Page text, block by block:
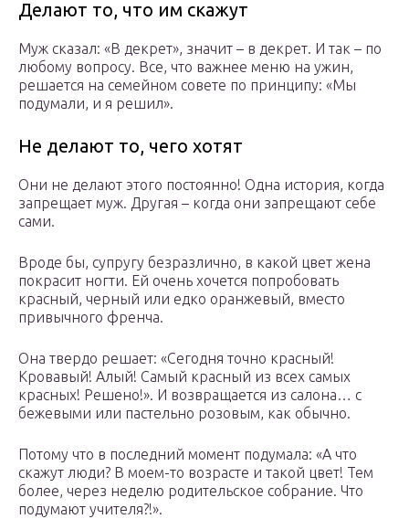
Делают то, что им скажут
Муж сказал: «В декрет», значит – в декрет. И так – по
любому вопросу. Все, что важнее меню на ужин,
решается на семейном совете по принципу: «Мы
подумали, и я решил».
Не делают то, чего хотят
Они не делают этого постоянно! Одна история, когда
запрещает муж. Другая – когда они запрещают себе
сами.
Вроде бы, супругу безразлично, в какой цвет жена
покрасит ногти. Ей очень хочется попробовать
красный, черный или едко оранжевый, вместо
привычного френча.
Она твердо решает: «Сегодня точно красный!
Кровавый! Алый! Самый красный из всех самых
красных! Решено!». И возвращается из салона… с
бежевыми или пастельно розовым, как обычно.
Потому что в последний момент подумала: «А что
скажут люди? В моем-то возрасте и такой цвет! Тем
более, через неделю родительское собрание. Что
подумают учителя?!».